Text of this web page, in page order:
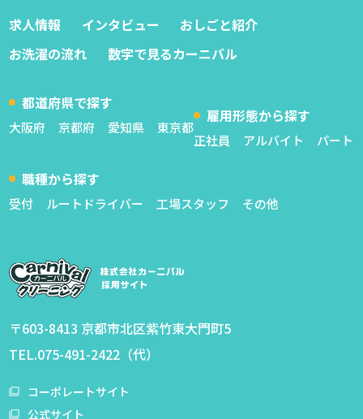
〒603-8413 京都市北区紫竹東大門町5
TEL.075-491-2422（代）
コーポレートサイト
公式サイト
求人情報 インタビュー
おしごと紹介
お洗濯の流れ
数字で見るカーニバル
都道府県で探す
大阪府 京都府 愛知県 東京都
雇用形態から探す
正社員 アルバイト パート
職種から探す
受付 ルートドライバー 工場スタッフ その他